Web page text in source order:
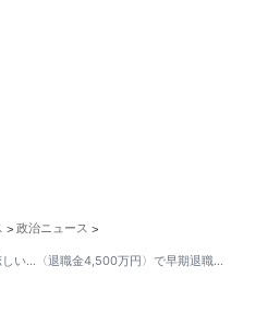
> 政治ニュース >
しい…〈退職金4,500万円〉で早期退職…